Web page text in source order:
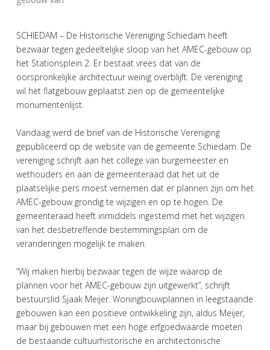
SCHIEDAM – De Historische Vereniging Schiedam heeft
bezwaar tegen gedeeltelijke sloop van het AMEC-gebouw op
het Stationsplein 2. Er bestaat vrees dat van de
oorspronkelijke architectuur weinig overblijft. De vereniging
wil het flatgebouw geplaatst zien op de gemeentelijke
monumentenlijst.
Vandaag werd de brief van de Historische Vereniging
gepubliceerd op de website van de gemeente Schiedam. De
vereniging schrijft aan het college van burgemeester en
wethouders en aan de gemeenteraad dat het uit de
plaatselijke pers moest vernemen dat er plannen zijn om het
AMEC-gebouw grondig te wijzigen en op te hogen. De
gemeenteraad heeft inmiddels ingestemd met het wijzigen
van het desbetreffende bestemmingsplan om de
veranderingen mogelijk te maken.
“Wij maken hierbij bezwaar tegen de wijze waarop de
plannen voor het AMEC-gebouw zijn uitgewerkt”, schrijft
bestuurslid Sjaak Meijer. Woningbouwplannen in leegstaande
gebouwen kan een positieve ontwikkeling zijn, aldus Meijer,
maar bij gebouwen met een hoge erfgoedwaarde moeten
de bestaande cultuurhistorische en architectonische